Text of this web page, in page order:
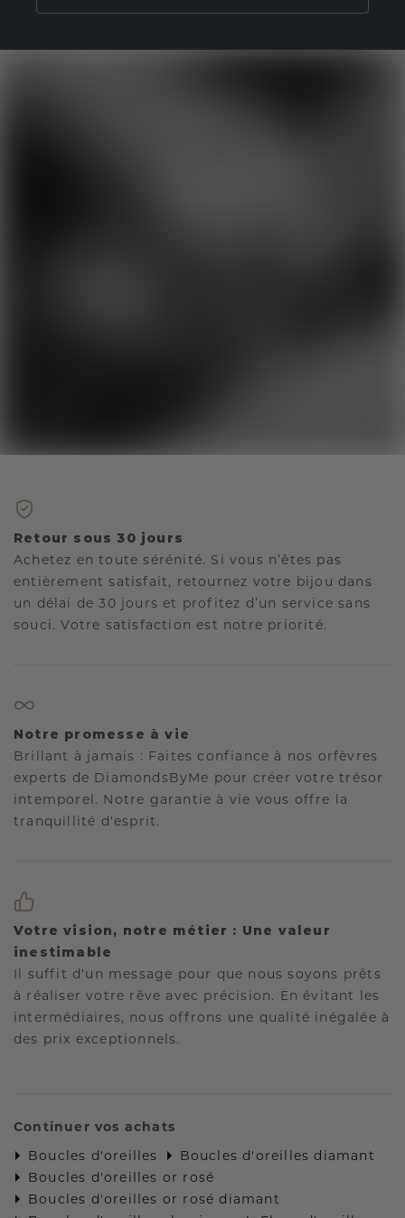
Retour sous 30 jours
Achetez en toute sérénité. Si vous n’êtes pas
entièrement satisfait, retournez votre bijou dans
un délai de 30 jours et profitez d’un service sans
souci. Votre satisfaction est notre priorité.
Notre promesse à vie
Brillant à jamais : Faites confiance à nos orfèvres
experts de DiamondsByMe pour créer votre trésor
intemporel. Notre garantie à vie vous offre la
tranquillité d'esprit.
Votre vision, notre métier : Une valeur
inestimable
Il suffit d'un message pour que nous soyons prêts
à réaliser votre rêve avec précision. En évitant les
intermédiaires, nous offrons une qualité inégalée à
des prix exceptionnels.
Continuer vos achats
Boucles d'oreilles
Boucles d'oreilles diamant
Boucles d'oreilles or rosé
Boucles d'oreilles or rosé diamant